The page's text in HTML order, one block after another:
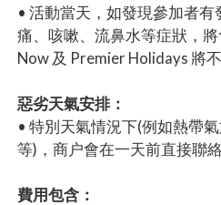
• 活動當天，如發現參加者
痛、咳嗽、流鼻水等症狀，
Now 及 Premier Holidays 將
惡劣天氣安排：
• 特別天氣情況下(例如熱帶
等)，商户會在一天前直接聯
費用包含：